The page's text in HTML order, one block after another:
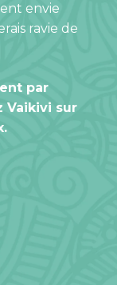
envie
ravie de
par
Vaikivi sur